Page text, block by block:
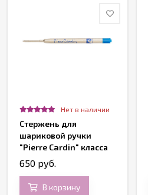
Нет в наличии
Стержень для
шариковой ручки
"Pierre Cardin" класса
LUXE и BUSINESS, синий
650 руб.
В корзину